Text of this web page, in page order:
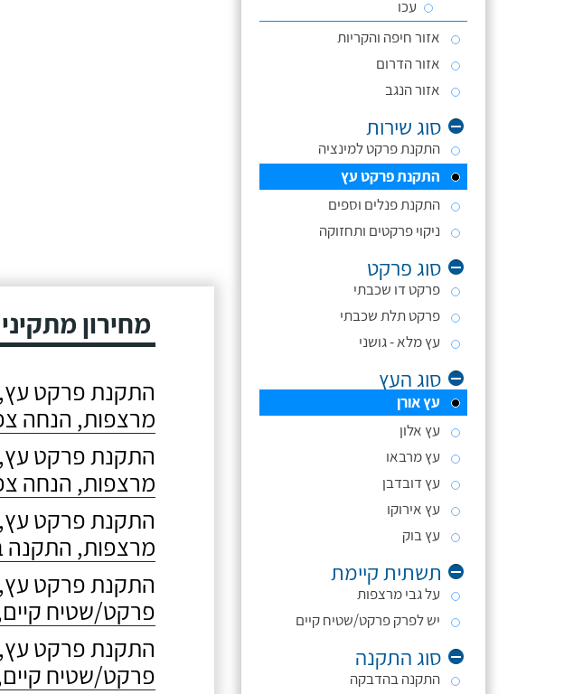
עכו
אזור חיפה והקריות
אזור הדרום
אזור הנגב
סוג שירות
התקנת פרקט למינציה
התקנת פרקט עץ
התקנת פנלים וספים
ניקוי פרקטים ותחזוקה
סוג פרקט
פרקט דו שכבתי
פרקט תלת שכבתי
עץ מלא - גושני
סוג העץ
עץ אורן
עץ אלון
עץ מרבאו
עץ דובדבן
עץ אירוקו
עץ בוק
תשתית קיימת
על גבי מרצפות
יש לפרק פרקט/שטיח קיים
סוג התקנה
התקנה בהדבקה
מחירון
התקנת פרקט עץ,
מרצפות, הנחה
התקנת פרקט עץ,
מרצפות, הנחה
התקנת פרקט עץ,
מרצפות,
התקנת פרקט
פרקט/שטיח
התקנת פרקט
פרקט/שטיח